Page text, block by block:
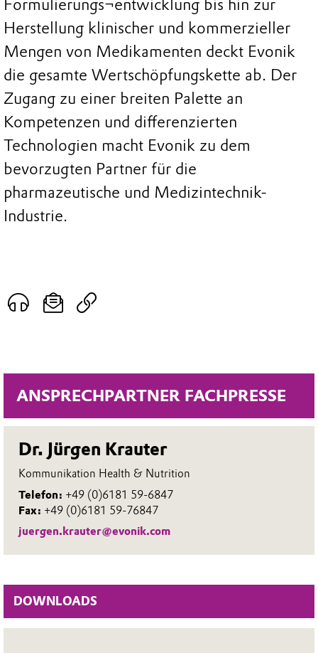
ANSPRECHPARTNER FACHPRESSE
Dr. Jürgen Krauter
Kommunikation Health & Nutrition
Telefon: +49 (0)6181 59-6847
Fax: +49 (0)6181 59-76847
juergen.krauter@evonik.com
DOWNLOADS
Formulierungs¬entwicklung bis hin zur
Herstellung klinischer und kommerzieller
Mengen von Medikamenten deckt Evonik
die gesamte Wertschöpfungskette ab. Der
Zugang zu einer breiten Palette an
Kompetenzen und differenzierten
Technologien macht Evonik zu dem
bevorzugten Partner für die
pharmazeutische und Medizintechnik-
Industrie.